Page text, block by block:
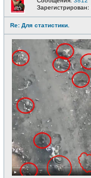
Зарегистрирован:
Re: Для статистики.